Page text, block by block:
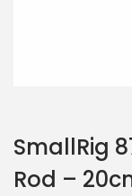
SmallRig
Rod –